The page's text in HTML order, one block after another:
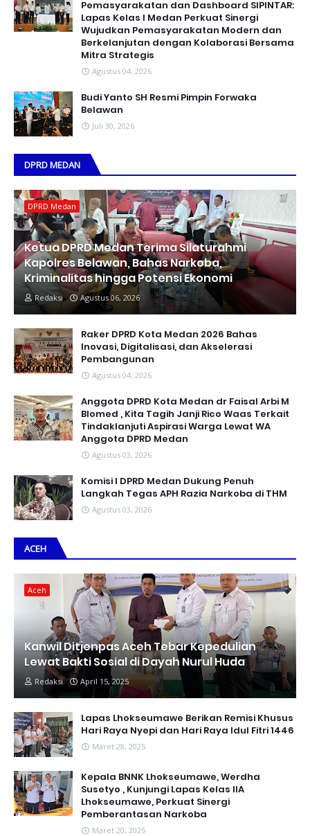
Pemasyarakatan dan Dashboard SIPINTAR:
Lapas Kelas I Medan Perkuat Sinergi
Wujudkan Pemasyarakatan Modern dan
Berkelanjutan dengan Kolaborasi Bersama
Mitra Strategis
Agustus 04, 2026
Budi Yanto SH Resmi Pimpin Forwaka
Belawan
Juli 30, 2026
DPRD MEDAN
DPRD Medan
Ketua DPRD Medan Terima Silaturahmi
Kapolres Belawan, Bahas Narkoba,
Kriminalitas hingga Potensi Ekonomi
Redaksi Agustus 06, 2026
Raker DPRD Kota Medan 2026 Bahas
Inovasi, Digitalisasi, dan Akselerasi
Pembangunan
Agustus 04, 2026
Anggota DPRD Kota Medan dr Faisal Arbi M
Blomed , Kita Tagih Janji Rico Waas Terkait
Tindaklanjuti Aspirasi Warga Lewat WA
Anggota DPRD Medan
Agustus 03, 2026
Komisi I DPRD Medan Dukung Penuh
Langkah Tegas APH Razia Narkoba di THM
Agustus 03, 2026
ACEH
Aceh
Kanwil Ditjenpas Aceh Tebar Kepedulian
Lewat Bakti Sosial di Dayah Nurul Huda
Redaksi April 15, 2025
Lapas Lhokseumawe Berikan Remisi Khusus
Hari Raya Nyepi dan Hari Raya Idul Fitri 1446
Maret 28, 2025
Kepala BNNK Lhokseumawe, Werdha
Susetyo , Kunjungi Lapas Kelas IIA
Lhokseumawe, Perkuat Sinergi
Pemberantasan Narkoba
Maret 20, 2025